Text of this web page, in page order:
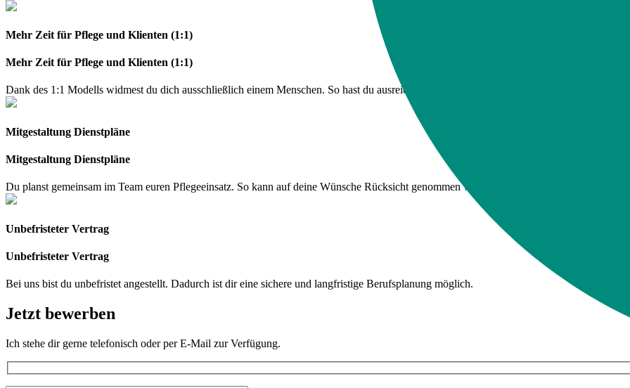
Mehr Zeit für Pflege und Klienten (1:1)
Mehr Zeit für Pflege und Klienten (1:1)
Dank des 1:1 Modells widmest du dich ausschließlich einem Menschen. So hast du ausreichend Zeit für die Pflege und kannst dich voll und
Mitgestaltung Dienstpläne
Mitgestaltung Dienstpläne
Du planst gemeinsam im Team euren Pflegeeinsatz. So kann auf deine Wünsche Rücksicht genommen werden.
Unbefristeter Vertrag
Unbefristeter Vertrag
Bei uns bist du unbefristet angestellt. Dadurch ist dir eine sichere und langfristige Berufsplanung möglich.
Jetzt bewerben
Ich stehe dir gerne telefonisch oder per E-Mail zur Verfügung.